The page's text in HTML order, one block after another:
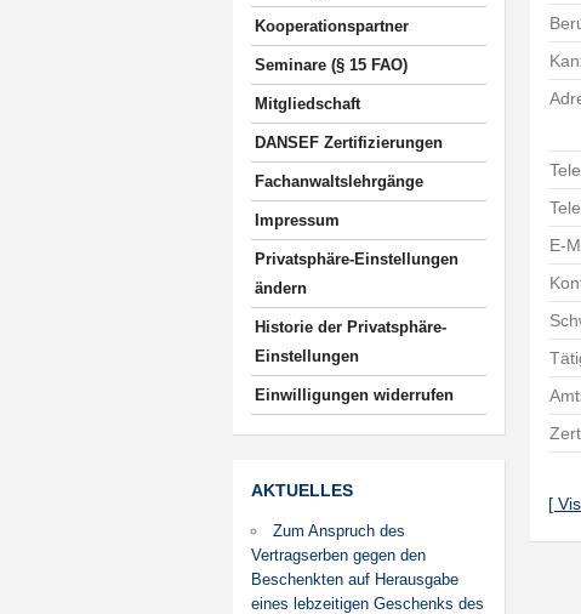
Kooperationspartner
Seminare (§ 15 FAO)
Mitgliedschaft
DANSEF Zertifizierungen
Fachanwaltslehrgänge
Impressum
Privatsphäre-Einstellungen
ändern
Historie der Privatsphäre-
Einstellungen
Einwilligungen widerrufen
AKTUELLES
Zum Anspruch des
Vertragserben gegen den
Beschenkten auf Herausgabe
eines lebzeitigen Geschenks des
E-
[